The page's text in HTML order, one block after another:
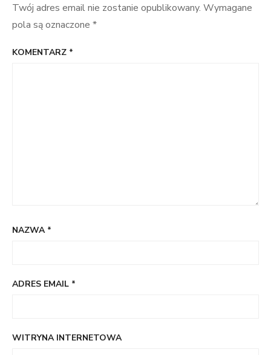
Twój adres email nie zostanie opublikowany. Wymagane
pola są oznaczone *
KOMENTARZ *
NAZWA *
ADRES EMAIL *
WITRYNA INTERNETOWA